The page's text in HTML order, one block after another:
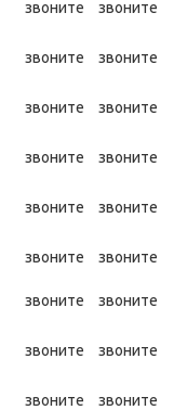
звоните звоните
звоните
звоните
звоните звоните
звоните
звоните
звоните звоните
звоните звоните
звоните
звоните
звоните звоните
звоните
звоните